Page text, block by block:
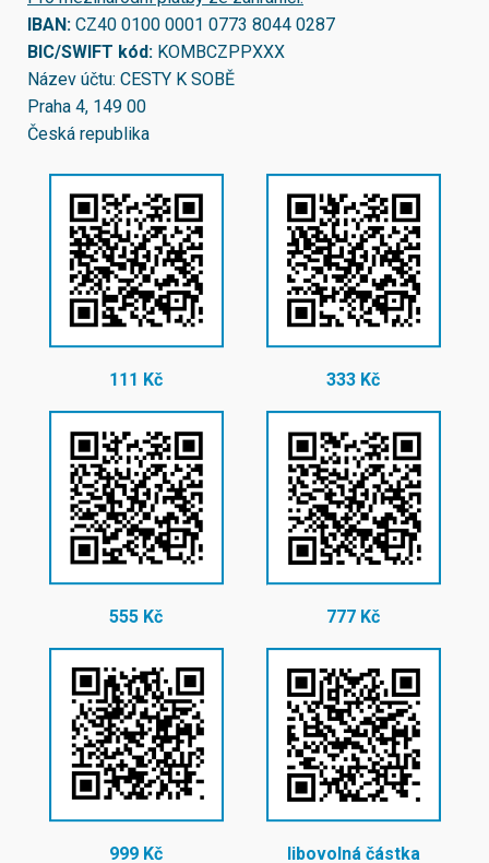
IBAN: CZ40 0100 0001 0773 8044 0287
BIC/SWIFT kód: KOMBCZPPXXX
Název účtu: CESTY K SOBĚ
Praha 4, 149 00
Česká republika
111 Kč 333 Kč
555 Kč 777 Kč
999 Kč libovolná částka